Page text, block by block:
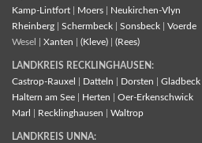
Kamp-Lintfort
Moers
Neukirchen-Vlyn
Rheinberg
Schermbeck Sonsbeck
Voerde
Wesel | Xanten (Kleve) (Rees)
LANDKREIS RECKLINGHAUSEN:
Castrop-Rauxel
Datteln Dorsten
Gladbeck
Haltern am See
Herten
Oer-Erkenschwick
Marl
Recklinghausen Waltrop
LANDKREIS UNNA: